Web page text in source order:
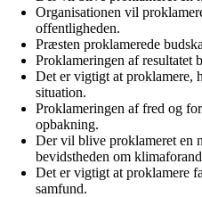
Organisationen vil
offentligheden.
Præsten proklamerede
Proklameringen af resultatet
Det er vigtigt at proklamere,
situation.
Proklameringen af fred og
opbakning.
Der vil blive proklameret en
bevidstheden om
Det er vigtigt at proklamere
samfund.